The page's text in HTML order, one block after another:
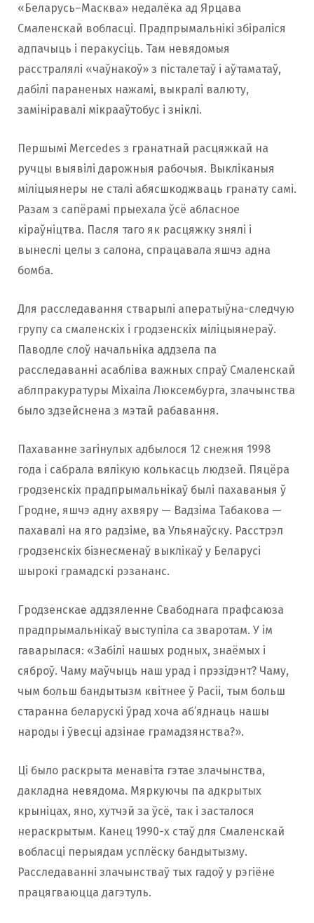
«Беларусь–Масква» недалёка ад Ярцава
Смаленскай вобласці. Прадпрымальнікі збіраліся
адпачыць і перакусіць. Там невядомыя
расстралялі «чаўнакоў» з пісталетаў і аўтаматаў,
дабілі параненых нажамі, выкралі валюту,
замініравалі мікрааўтобус і зніклі.
Першымі Mercedes з гранатнай расцяжкай на
ручцы выявілі дарожныя рабочыя. Выкліканыя
міліцыянеры не сталі абясшкоджваць гранату самі.
Разам з сапёрамі прыехала ўсё абласное
кіраўніцтва. Пасля таго як расцяжку знялі і
вынеслі целы з салона, спрацавала яшчэ адна
бомба.
Для расследавання стварылі аператыўна-следчую
групу са смаленскіх і гродзенскіх міліцыянераў.
Паводле слоў начальніка аддзела па
расследаванні асабліва важных спраў Смаленскай
аблпракуратуры Міхаіла Люксембурга, злачынства
было здзейснена з мэтай рабавання.
Пахаванне загінулых адбылося 12 снежня 1998
года і сабрала вялікую колькасць людзей. Пяцёра
гродзенскіх прадпрымальнікаў былі пахаваныя ў
Гродне, яшчэ адну ахвяру — Вадзіма Табакова —
пахавалі на яго радзіме, ва Ульянаўску. Расстрэл
гродзенскіх бізнесменаў выклікаў у Беларусі
шырокі грамадскі рэзананс.
Гродзенскае аддзяленне Свабоднага прафсаюза
прадпрымальнікаў выступіла са зваротам. У ім
гаварылася: «Забілі нашых родных, знаёмых і
сяброў. Чаму маўчыць наш урад і прэзідэнт? Чаму,
чым больш бандытызм квітнее ў Расіі, тым больш
старанна беларускі ўрад хоча аб’яднаць нашы
народы і ўвесці адзінае грамадзянства?».
Ці было раскрыта менавіта гэтае злачынства,
дакладна невядома. Мяркуючы па адкрытых
крыніцах, яно, хутчэй за ўсё, так і засталося
нераскрытым. Канец 1990-х стаў для Смаленскай
вобласці перыядам усплёску бандытызму.
Расследаванні злачынстваў тых гадоў у рэгіёне
працягваюцца дагэтуль.